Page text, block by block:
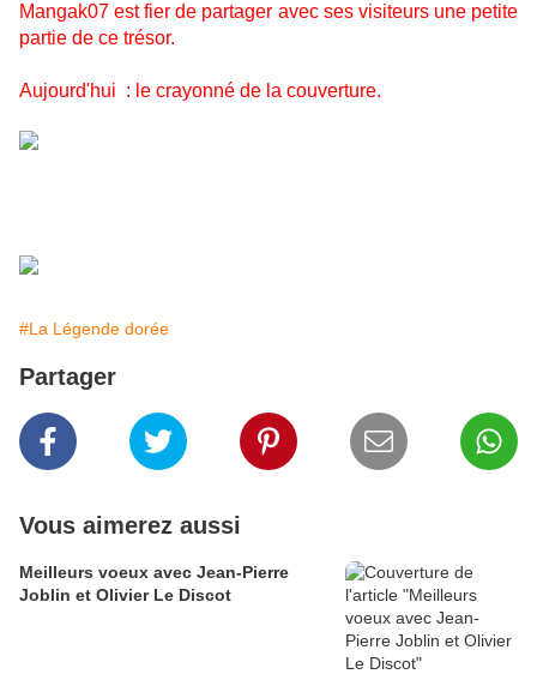
Mangak07 est fier de partager avec ses visiteurs une petite
partie de ce trésor.
Aujourd'hui : le crayonné de la couverture.
#La Légende dorée
Partager
Vous aimerez aussi
Meilleurs voeux avec Jean-Pierre
Joblin et Olivier Le Discot